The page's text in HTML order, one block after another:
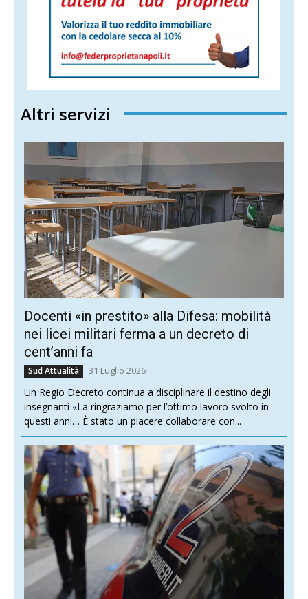
Altri servizi
Docenti «in prestito» alla Difesa: mobilità
nei licei militari ferma a un decreto di
cent’anni fa
Sud Attualità 31 Luglio 2026
Un Regio Decreto continua a disciplinare il destino degli
insegnanti «La ringraziamo per l’ottimo lavoro svolto in
questi anni… È stato un piacere collaborare con...